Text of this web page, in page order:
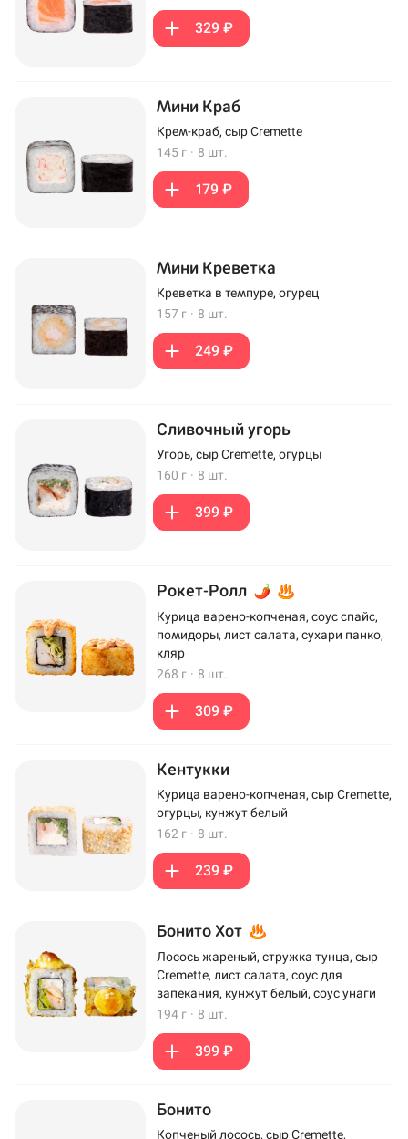
329 ₽
Мини Краб
Крем-краб, сыр Cremette
145 г · 8 шт.
179 ₽
Мини Креветка
Креветка в темпуре, огурец
157 г · 8 шт.
249 ₽
Сливочный угорь
Угорь, сыр Cremette, огурцы
160 г · 8 шт.
399 ₽
Рокет-Ролл
Курица варено-копченая, соус спайс,
помидоры, лист салата, сухари панко,
кляр
268 г · 8 шт.
309 ₽
Кентукки
Курица варено-копченая, сыр Cremette,
огурцы, кунжут белый
162 г · 8 шт.
239 ₽
Бонито Хот
Лосось жареный, стружка тунца, сыр
Cremette, лист салата, соус для
запекания, кунжут белый, соус унаги
194 г · 8 шт.
399 ₽
Бонито
Копченый лосось, сыр Cremette,